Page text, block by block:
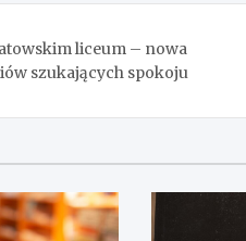
liceum – nowa
szukających spokoju